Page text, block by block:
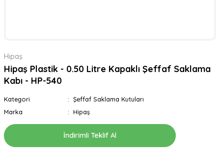
Hipaş
Hipaş Plastik - 0.50 Litre Kapaklı Şeffaf Saklama
Kabı - HP-540
Kategori
Şeffaf Saklama Kutuları
Marka
Hipaş
İndirimli Teklif Al